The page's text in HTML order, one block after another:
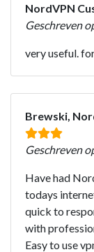
NordVPN
Geschreven
very useful.
Brewski,
Geschreven
Have had
todays
quick to
with
Easy to use